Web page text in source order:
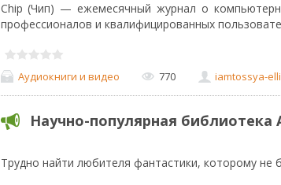
Chip (Чип) — ежемесячный журнал о
профессионалов и квалифицированных
Аудиокниги и видео 770 iamtossya-elli
Научно-популярная библиотека
Трудно найти любителя фантастики, которому